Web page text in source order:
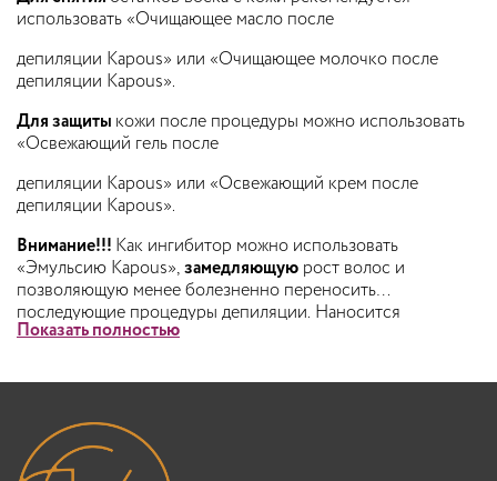
использовать «Очищающее масло после
депиляции Kapous» или «Очищающее молочко после
депиляции Kapous».
Для защиты кожи после процедуры можно использовать
«Освежающий гель после
депиляции Kapous» или «Освежающий крем после
депиляции Kapous».
Внимание!!! Как ингибитор можно использовать
«Эмульсию Kapous»,замедляющую рост волос и
позволяющую менее болезненно переносить
последующие процедуры депиляции. Наносится
непосредственно после депиляции.
Показать полностью